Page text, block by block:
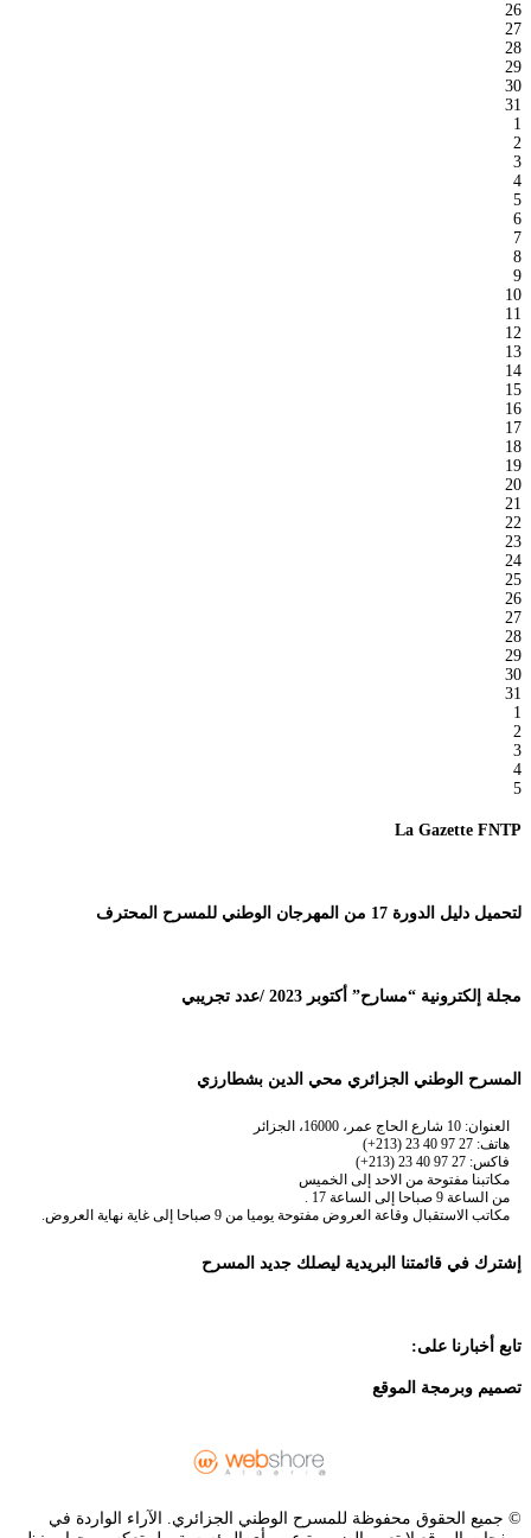
26
27
28
29
30
31
1
2
3
4
5
6
7
8
9
10
11
12
13
14
15
16
17
18
19
20
21
22
23
24
25
26
27
28
29
30
31
1
2
3
4
5
La Gazette FNTP
لتحميل دليل الدورة 17 من المهرجان الوطني للمسرح المحترف
مجلة إلكترونية “مسارح” أكتوبر 2023 /عدد تجريبي
المسرح الوطني الجزائري محي الدين بشطارزي
العنوان: 10 شارع الحاج عمر، 16000، الجزائر
هاتف: 27 97 40 23 (213+)
فاكس: 27 97 40 23 (213+)
مكاتبنا مفتوحة من الاحد إلى الخميس
من الساعة 9 صباحا إلى الساعة 17 .
مكاتب الاستقبال وقاعة العروض مفتوحة يوميا من 9 صباحا إلى غاية نهاية العروض.
إشترك في قائمتنا البريدية ليصلك جديد المسرح
تابع أخبارنا على:
تصميم وبرمجة الموقع
© جميع الحقوق محفوظة للمسرح الوطني الجزائري. الآراء الواردة في